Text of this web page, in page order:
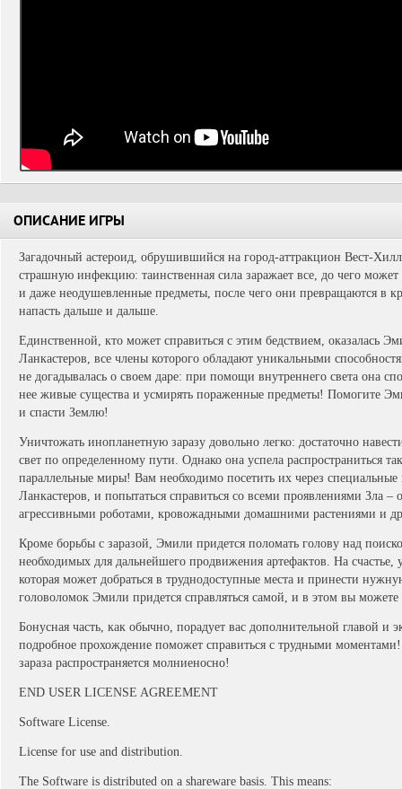
ОПИСАНИЕ ИГРЫ
Загадочный астероид, обрушившийся на город-аттракцион Вест-
страшную инфекцию: таинственная сила заражает все, до чего
и даже неодушевленные предметы, после чего они превращаются в
напасть дальше и дальше.
Единственной, кто может справиться с этим бедствием, оказалась
Ланкастеров, все члены которого обладают уникальными
не догадывалась о своем даре: при помощи внутреннего света она
нее живые существа и усмирять пораженные предметы! Помогите
и спасти Землю!
Уничтожать инопланетную заразу довольно легко: достаточно
свет по определенному пути. Однако она успела распространиться
параллельные миры! Вам необходимо посетить их через
Ланкастеров, и попытаться справиться со всеми проявлениями Зла
агрессивными роботами, кровожадными домашними растениями и
Кроме борьбы с заразой, Эмили придется поломать голову над
необходимых для дальнейшего продвижения артефактов. На
которая может добраться в труднодоступные места и принести
головоломок Эмили придется справляться самой, и в этом вы
Бонусная часть, как обычно, порадует вас дополнительной главой
подробное прохождение поможет справиться с трудными
зараза распространяется молниеносно!
END USER LICENSE AGREEMENT
Software License.
License for use and distribution.
The Software is distributed on a shareware basis. This means: